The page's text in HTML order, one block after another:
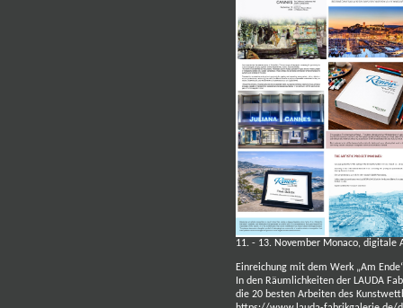
11. - 13. November Monaco,
Einreichung mit dem Werk „Am
In den Räumlichkeiten der LAUDA
die 20 besten Arbeiten des